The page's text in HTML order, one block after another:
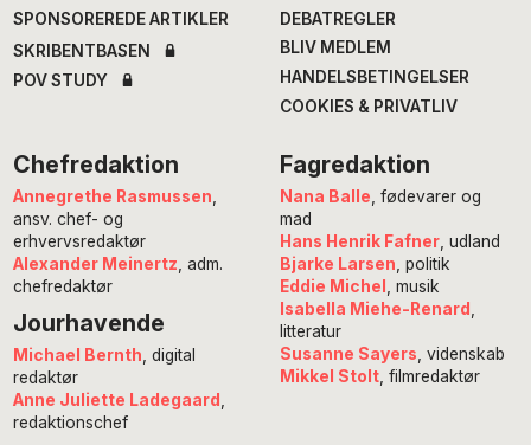
SPONSOREREDE ARTIKLER
SKRIBENTBASEN
POV STUDY
DEBATREGLER
BLIV MEDLEM
HANDELSBETINGELSER
COOKIES & PRIVATLIV
Chefredaktion
Annegrethe Rasmussen
ansv. chef- og
erhvervsredaktør
Alexander Meinertz , adm.
chefredaktør
Jourhavende
Michael Bernth , digital
redaktør
Anne Juliette Ladegaard
redaktionschef
Fagredaktion
Nana Balle , fødevarer og
mad
Hans Henrik Fafner, udland
Bjarke Larsen , politik
Eddie Michel
, musik
Isabella Miehe-Renard
litteratur
Susanne Sayers , videnskab
Mikkel Stolt, filmredaktør